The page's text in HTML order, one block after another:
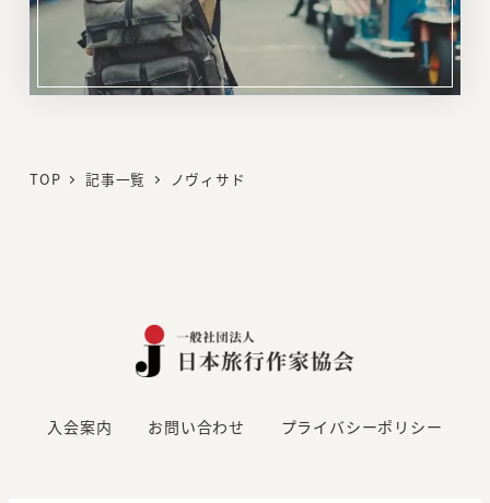
TOP 記事一覧 ノヴィサド
入会案内 お問い合わせ プライバシーポリシー